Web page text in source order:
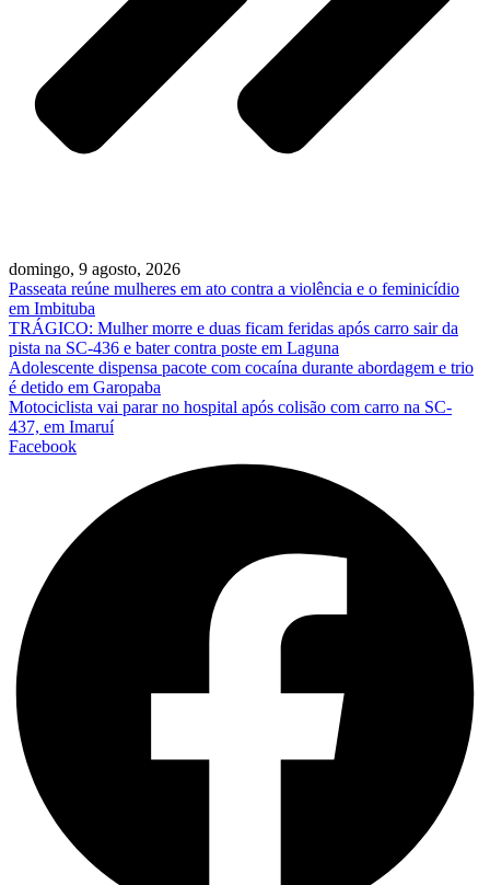
domingo, 9 agosto, 2026
Passeata reúne mulheres em ato contra a violência e o feminicídio
em Imbituba
TRÁGICO: Mulher morre e duas ficam feridas após carro sair da
pista na SC-436 e bater contra poste em Laguna
Adolescente dispensa pacote com cocaína durante abordagem e trio
é detido em Garopaba
Motociclista vai parar no hospital após colisão com carro na SC-
437, em Imaruí
Facebook